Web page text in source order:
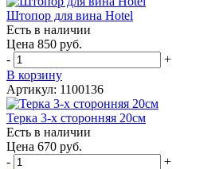
Штопор для вина Hotel
Есть в наличии
Цена 850 руб.
-
+
В корзину
Артикул: 1100136
Терка 3-х сторонняя 20см
Есть в наличии
Цена 670 руб.
-
+